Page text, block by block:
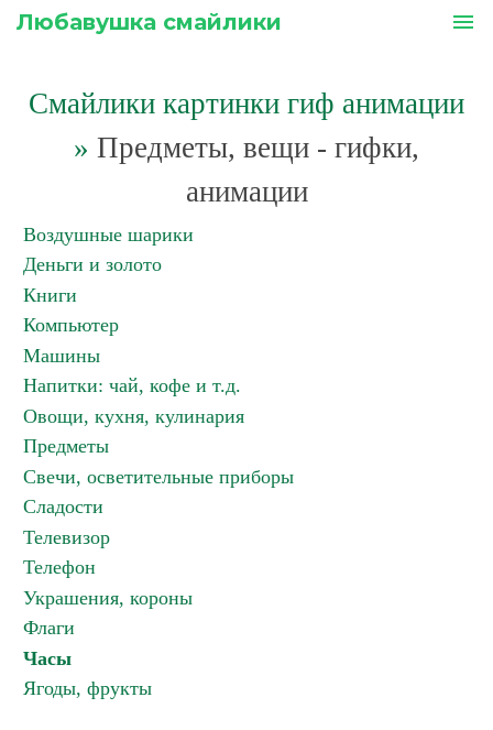
Любавушка смайлики menu
Смайлики картинки гиф анимации
» Предметы, вещи - гифки,
анимации
Воздушные шарики
Деньги и золото
Книги
Компьютер
Машины
Напитки: чай, кофе и т.д.
Овощи, кухня, кулинария
Предметы
Свечи, осветительные приборы
Сладости
Телевизор
Телефон
Украшения, короны
Флаги
Часы
Ягоды, фрукты